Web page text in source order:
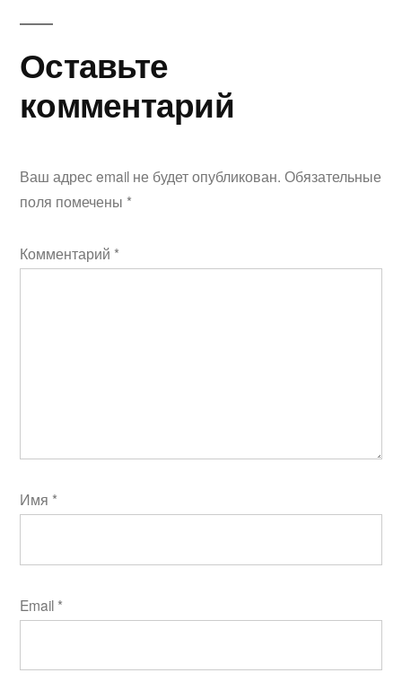
Оставьте
комментарий
Ваш адрес email не будет опубликован. Обязательные
поля помечены *
Комментарий *
Имя *
Email *